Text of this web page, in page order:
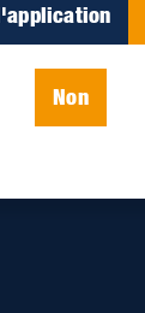
Non